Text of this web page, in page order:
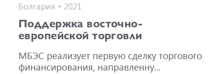
Болгария • 2021
Поддержка восточно-
европейской торговли
МБЭС реализует первую сделку торгового
финансирования, направленну...